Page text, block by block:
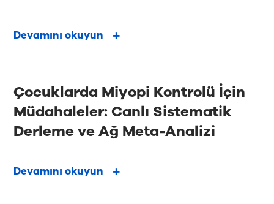
Devamını okuyun
Çocuklarda Miyopi Kontrolü İçin
Müdahaleler: Canlı Sistematik
Derleme ve Ağ Meta-Analizi
Devamını okuyun